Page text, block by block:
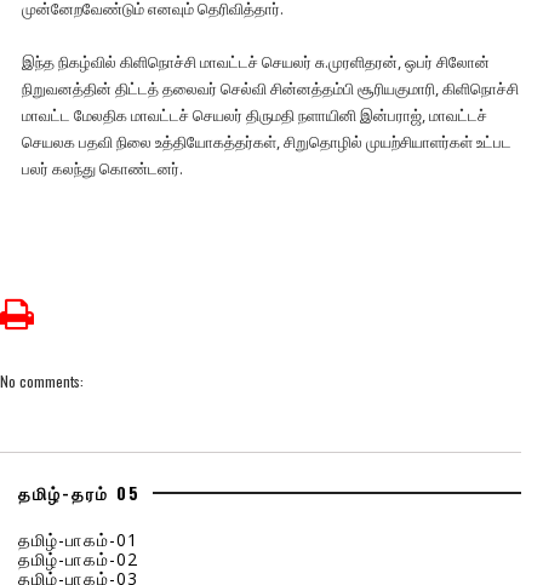
முன்னேறவேண்டும் எனவும் தெரிவித்தார்.
இந்த நிகழ்வில் கிளிநொச்சி மாவட்டச் செயலர் சு.முரளிதரன், ஒபர் சிலோன்
நிறுவனத்தின் திட்டத் தலைவர் செல்வி சின்னத்தம்பி சூரியகுமாரி, கிளிநொச்சி
மாவட்ட மேலதிக மாவட்டச் செயலர் திருமதி நளாயினி இன்பராஜ், மாவட்டச்
செயலக பதவி நிலை உத்தியோகத்தர்கள், சிறுதொழில் முயற்சியாளர்கள் உட்பட
பலர் கலந்து கொண்டனர்.
No comments:
தமிழ்-தரம் 05
தமிழ்-பாகம்-01
தமிழ்-பாகம்-02
தமிழ்-பாகம்-03